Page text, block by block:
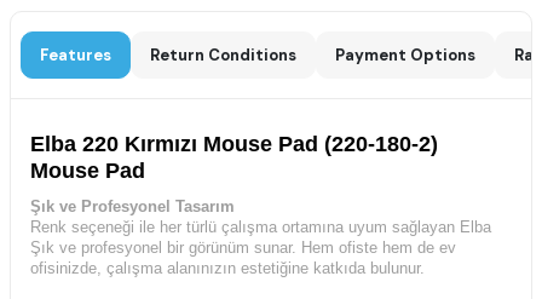
Features Return Conditions Payment Options
Elba 220 Kırmızı Mouse Pad (220-180-2)
Mouse Pad
Şık ve Profesyonel Tasarım
Renk seçeneği ile her türlü çalışma ortamına uyum sağlayan Elba
Şık ve profesyonel bir görünüm sunar. Hem ofiste hem de ev
ofisinizde, çalışma alanınızın estetiğine katkıda bulunur.